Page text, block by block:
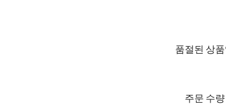
품절된 상
주문 수량